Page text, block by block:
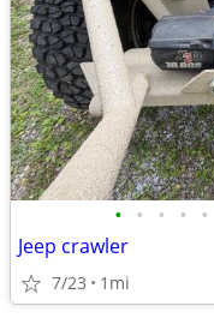
• • • • •
Jeep crawler
7/23 1mi